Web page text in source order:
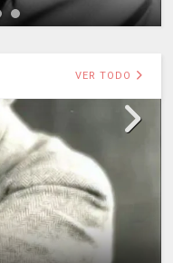
VER TODO